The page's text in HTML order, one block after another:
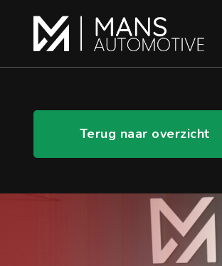
Terug naar overzicht